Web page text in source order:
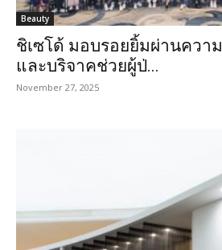
Beauty
ชิเซโด้ มอบรอยยิ้มผ่านควา
และบริจาคช่วยผู้ป่...
November 27, 2025